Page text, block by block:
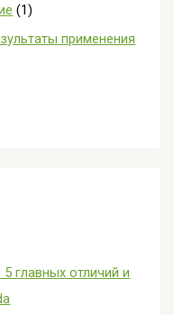
(1)
применения
главных отличий и